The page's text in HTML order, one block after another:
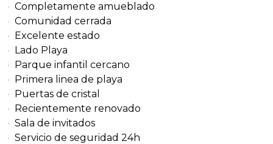
Completamente amueblado
Comunidad cerrada
Excelente estado
Lado Playa
Parque infantil cercano
Primera linea de playa
Puertas de cristal
Recientemente renovado
Sala de invitados
Servicio de seguridad 24h